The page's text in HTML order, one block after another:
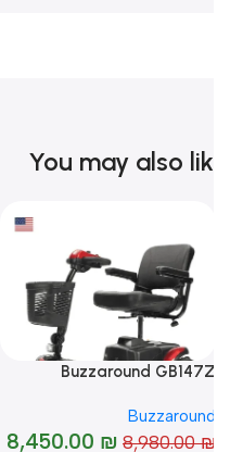
You may also
-6%
Buzzaround
8,980.00
8,450.00₪